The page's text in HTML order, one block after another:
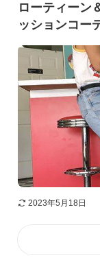
ローティーン
ッションコー
2023年5月18日